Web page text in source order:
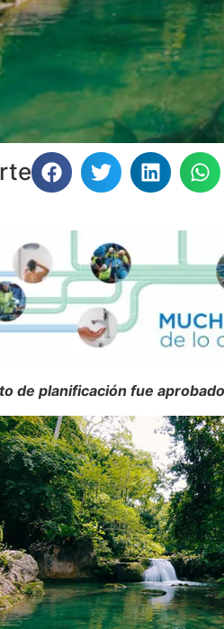
de planificación fue